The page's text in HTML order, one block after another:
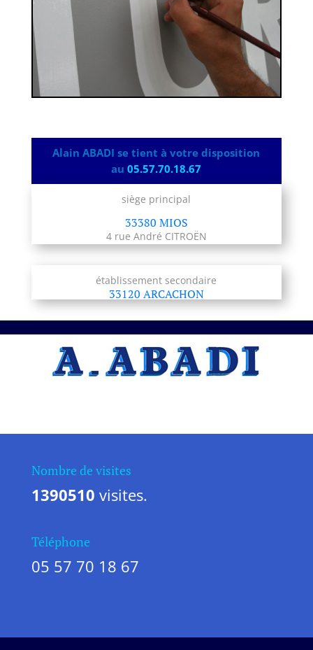
Alain ABADI se tient à votre disposition
au05.57.70.18.67
siège principal
33380 MIOS
4 rue André CITROËN
établissement secondaire
33120 ARCACHON
A.ABADI Entreprise professionnelle
Artisan – Ravalement de façade maison
à Biscarrosse
professionnel, c’est la garantie d’un travail
Comment trouver Artisan – Ravalement
à Biscarrosse ?
Contactez l’entreprise
vous proposer une réalisation
correspondant à votre votre image, sur votre
maison, ou bâtiment commercial.
contactez l’entreprise d’artisans peintres
Nombre de visites
1390510 visites.
Téléphone
05 57 70 18 67